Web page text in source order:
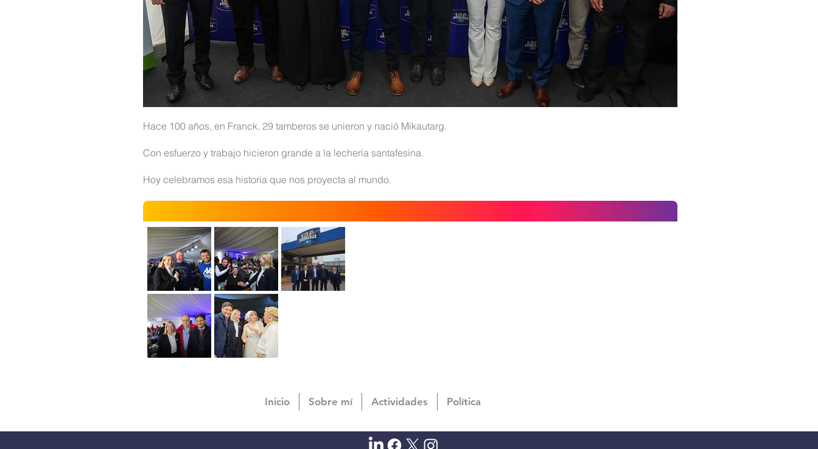
Hace 100 años, en Franck, 29 tamberos se unieron y nació Mikautarg.
Con esfuerzo y trabajo hicieron grande a la lechería santafesina.
Hoy celebramos esa historia que nos proyecta al mundo.
Inicio Sobre mí Actividades Política